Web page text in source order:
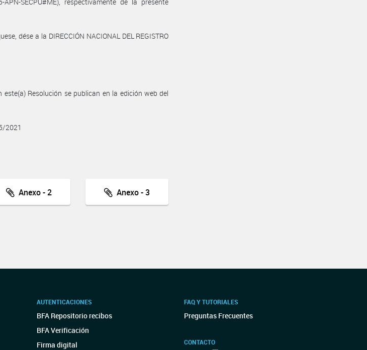
dése a la DIRECCIÓN NACIONAL DEL REGISTRO
Resolución se publican en la edición web del
2021
Anexo - 2 Anexo - 3
AUTENTICACIONES
BFA Repositorio recibos
BFA Verificación
Firma digital
FAQ Y TUTORIALES
Preguntas Frecuentes
CONTACTO